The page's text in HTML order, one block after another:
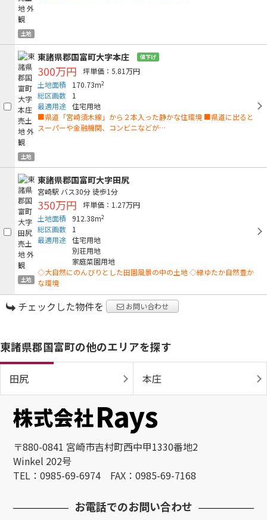
土地
土地
東諸県郡国富町大字本庄 値下げ
300万円
坪単価：5.81万円
土地面積
170.73m2
総区画数
1
最適用途 住宅用地
■県道「宮崎須木線」から２本入った静かな住環境 ■県道に出ると
スーパーや金融機関、コンビニなどが…
土地
東諸県郡国富町大字田尻
宮崎駅 バス30分徒歩1分
350万円
坪単価：1.27万円
土地面積
912.38m2
総区画数
1
最適用途 住宅用地
別荘用地
家庭菜園用地
◇大自然にのんびりとした田園風景の中の土地 ◇緑ゆたか自然豊か
な環境
チェックした物件を お問い合わせ
東諸県郡国富町の他のエリアを探す
田尻 本庄
〒880-0841 宮崎市吉村町西中甲1330番地2
Winkel 202号
TEL：0985-69-6974 FAX：0985-69-7168
お電話でのお問い合わせ